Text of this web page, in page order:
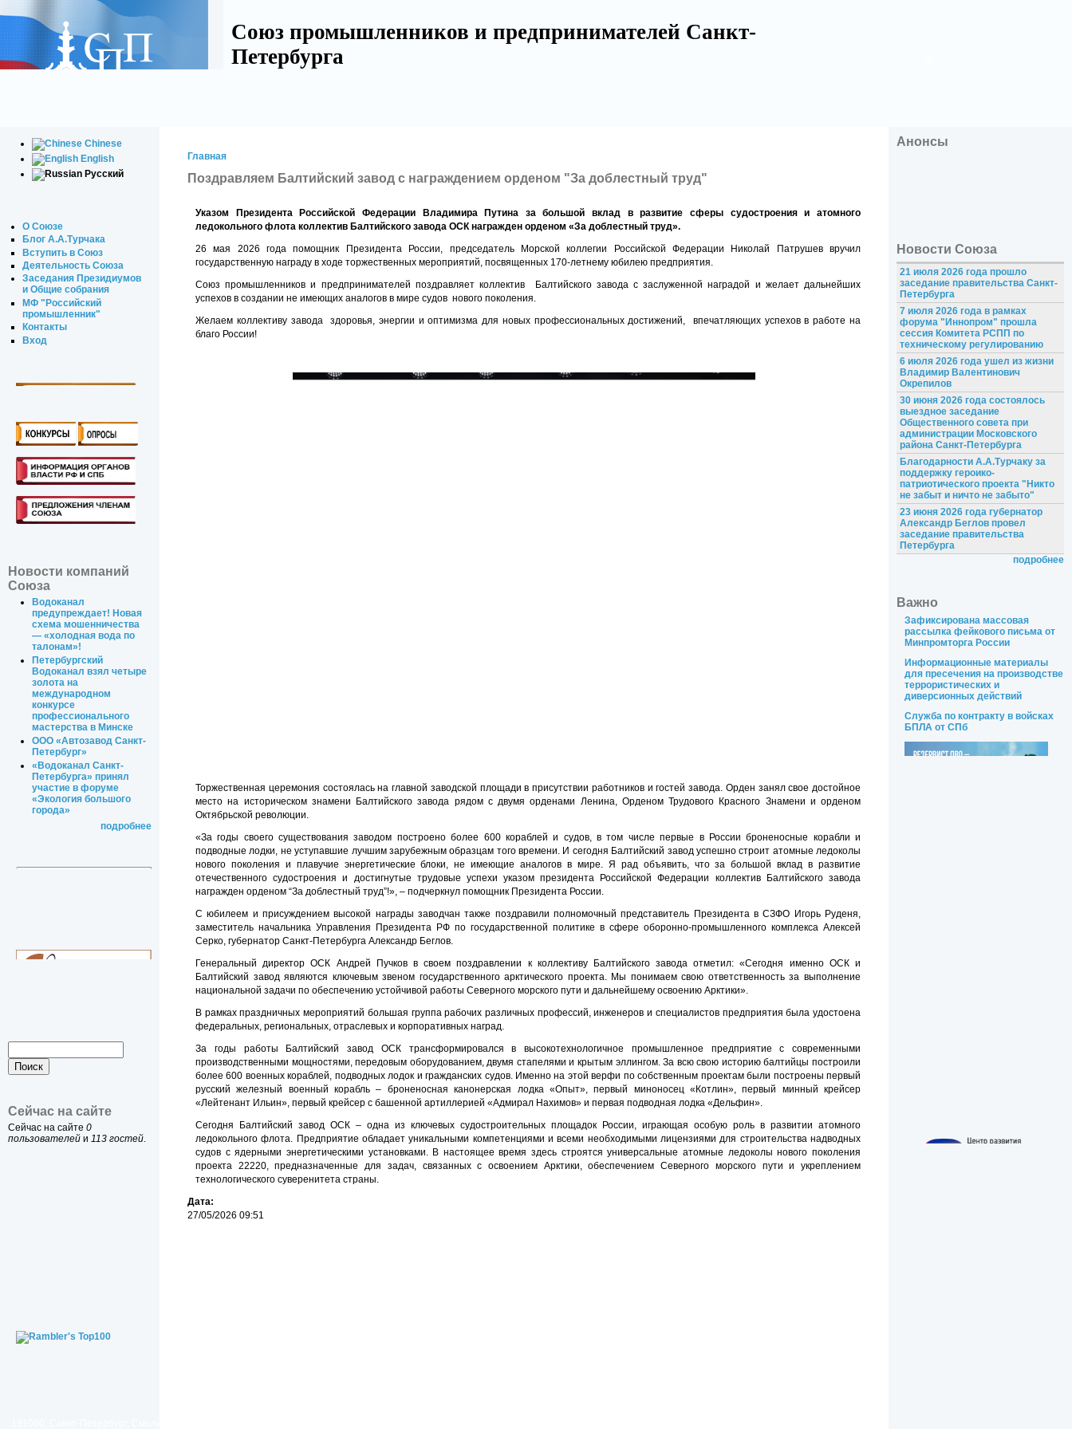
Союз промышленников и предпринимателей Санкт-
Петербурга
Chinese
English
Русский
О Союзе
Блог А.А.Турчака
Вступить в Союз
Деятельность Союза
Заседания Президиумов
и Общие собрания
МФ "Российский
промышленник"
Контакты
Вход
Новости компаний
Союза
Водоканал
предупреждает! Новая
схема мошенничества
— «холодная вода по
талонам»!
Петербургский
Водоканал взял четыре
золота на
международном
конкурсе
профессионального
мастерства в Минске
ООО «Автозавод Санкт-
Петербург»
«Водоканал Санкт-
Петербурга» принял
участие в форуме
«Экология большого
города»
подробнее
Сейчас на сайте
Сейчас на сайте 0
пользователей и 113 гостей.
Главная
Поздравляем Балтийский завод с награждением орденом "За доблестный труд"
Указом Президента Российской Федерации Владимира Путина за большой вклад в развитие сферы судостроения и атомного
ледокольного флота коллектив Балтийского завода ОСК награжден орденом «За доблестный труд».
26 мая 2026 года помощник Президента России, председатель Морской коллегии Российской Федерации Николай Патрушев вручил
государственную награду в ходе торжественных мероприятий, посвященных 170-летнему юбилею предприятия.
Союз промышленников и предпринимателей поздравляет коллектив Балтийского завода с заслуженной наградой и желает дальнейших
успехов в создании не имеющих аналогов в мире судов нового поколения.
Желаем коллективу завода здоровья, энергии и оптимизма для новых профессиональных достижений, впечатляющих успехов в работе на
благо России!
Торжественная церемония состоялась на главной заводской площади в присутствии работников и гостей завода. Орден занял свое достойное
место на историческом знамени Балтийского завода рядом с двумя орденами Ленина, Орденом Трудового Красного Знамени и орденом
Октябрьской революции.
«За годы своего существования заводом построено более 600 кораблей и судов, в том числе первые в России броненосные корабли и
подводные лодки, не уступавшие лучшим зарубежным образцам того времени. И сегодня Балтийский завод успешно строит атомные ледоколы
нового поколения и плавучие энергетические блоки, не имеющие аналогов в мире. Я рад объявить, что за большой вклад в развитие
отечественного судостроения и достигнутые трудовые успехи указом президента Российской Федерации коллектив Балтийского завода
награжден орденом “За доблестный труд”!», ‒ подчеркнул помощник Президента России.
С юбилеем и присуждением высокой награды заводчан также поздравили полномочный представитель Президента в СЗФО Игорь Руденя,
заместитель начальника Управления Президента РФ по государственной политике в сфере оборонно-промышленного комплекса Алексей
Серко, губернатор Санкт-Петербурга Александр Беглов.
Генеральный директор ОСК Андрей Пучков в своем поздравлении к коллективу Балтийского завода отметил: «Сегодня именно ОСК и
Балтийский завод являются ключевым звеном государственного арктического проекта. Мы понимаем свою ответственность за выполнение
национальной задачи по обеспечению устойчивой работы Северного морского пути и дальнейшему освоению Арктики».
В рамках праздничных мероприятий большая группа рабочих различных профессий, инженеров и специалистов предприятия была удостоена
федеральных, региональных, отраслевых и корпоративных наград.
За годы работы Балтийский завод ОСК трансформировался в высокотехнологичное промышленное предприятие с современными
производственными мощностями, передовым оборудованием, двумя стапелями и крытым эллингом. За всю свою историю балтийцы построили
более 600 военных кораблей, подводных лодок и гражданских судов. Именно на этой верфи по собственным проектам были построены первый
русский железный военный корабль – броненосная канонерская лодка «Опыт», первый миноносец «Котлин», первый минный крейсер
«Лейтенант Ильин», первый крейсер с башенной артиллерией «Адмирал Нахимов» и первая подводная лодка «Дельфин».
Сегодня Балтийский завод ОСК – одна из ключевых судостроительных площадок России, играющая особую роль в развитии атомного
ледокольного флота. Предприятие обладает уникальными компетенциями и всеми необходимыми лицензиями для строительства надводных
судов с ядерными энергетическими установками. В настоящее время здесь строятся универсальные атомные ледоколы нового поколения
проекта 22220, предназначенные для задач, связанных с освоением Арктики, обеспечением Северного морского пути и укреплением
технологического суверенитета страны.
Дата:
27/05/2026 09:51
Анонсы
Новости Союза
21 июля 2026 года прошло
заседание правительства Санкт-
Петербурга
7 июля 2026 года в рамках
форума "Иннопром" прошла
сессия Комитета РСПП по
техническому регулированию
6 июля 2026 года ушел из жизни
Владимир Валентинович
Окрепилов
30 июня 2026 года состоялось
выездное заседание
Общественного совета при
администрации Московского
района Санкт-Петербурга
Благодарности А.А.Турчаку за
поддержку героико-
патриотического проекта "Никто
не забыт и ничто не забыто"
23 июня 2026 года губернатор
Александр Беглов провел
заседание правительства
Петербурга
подробнее
Важно
Зафиксирована массовая
рассылка фейкового письма от
Минпромторга России
Информационные материалы
для пресечения на производстве
террористических и
диверсионных действий
Служба по контракту в войсках
БПЛА от СПб